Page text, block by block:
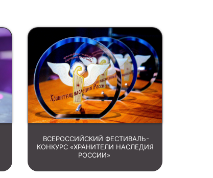
ВСЕРОССИЙСКИЙ ФЕСТИВАЛЬ-
КОНКУРС «ХРАНИТЕЛИ НАСЛЕДИЯ
РОССИИ»